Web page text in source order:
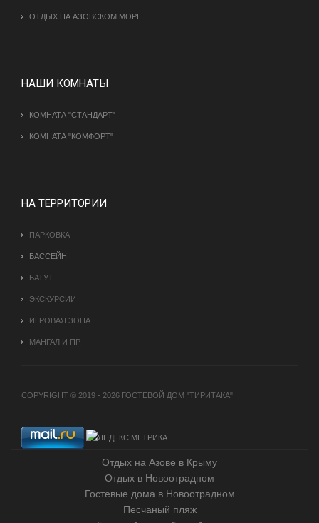
ОТДЫХ НА АЗОВСКОМ МОРЕ
НАШИ КОМНАТЫ
КОМНАТА "СТАНДАРТ"
КОМНАТА "КОМФОРТ"
НА ТЕРРИТОРИИ
ПАРКОВКА
БАССЕЙН
БАТУТ
ЭКСКУРСИИ
ИГРОВАЯ ЗОНА
МАНГАЛ И ПР.
COPYRIGHT © 2019 - 2026 ГОСТЕВОЙ ДОМ "ТИРИТАКА"
Отдых на Азове в Крыму
Отдых в Новоотрадном
Гостевые дома в Новоотрадном
Песчаный пляж